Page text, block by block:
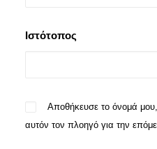
Ιστότοπος
Αποθήκευσε το όνομά
αυτόν τον πλοηγό για την